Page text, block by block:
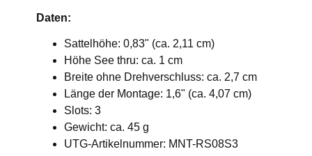
Daten:
Sattelhöhe: 0,83" (ca. 2,11 cm)
Höhe See thru: ca. 1 cm
Breite ohne Drehverschluss: ca. 2,7 cm
Länge der Montage: 1,6" (ca. 4,07 cm)
Slots: 3
Gewicht: ca. 45 g
UTG-Artikelnummer: MNT-RS08S3